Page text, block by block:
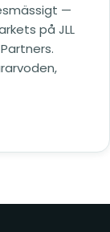
—
på JLL
(öppnas i